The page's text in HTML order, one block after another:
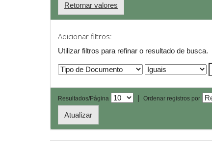
Retornar valores
Adicionar filtros:
Utilizar filtros para refinar o resultado de busca.
Resultados/Página | Ordenar registros por